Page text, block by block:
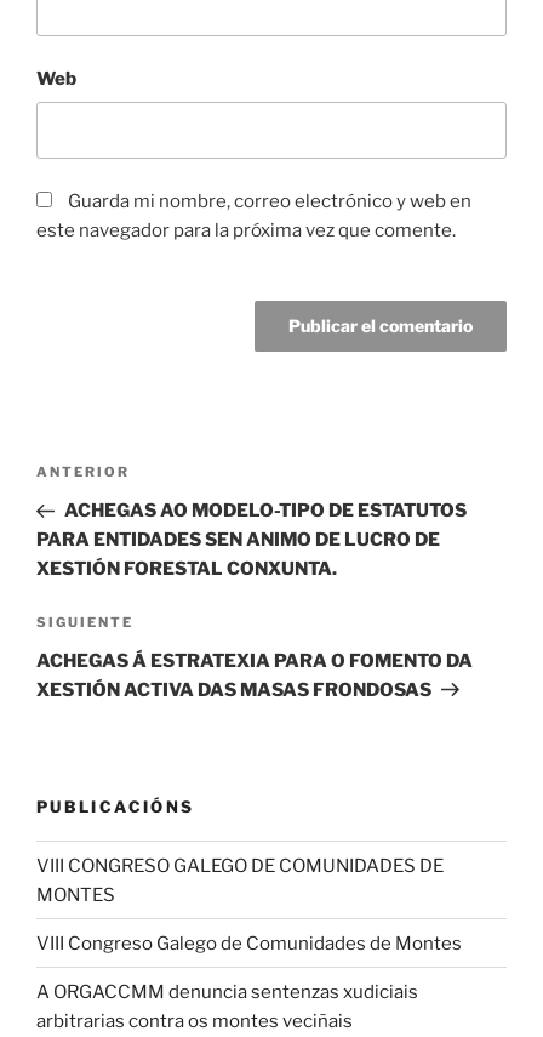
Web
Guarda mi nombre, correo electrónico y web en
este navegador para la próxima vez que comente.
Navegación
entradas
Entrada
anterior:
ANTERIOR
ACHEGAS AO MODELO-TIPO DE ESTATUTOS
PARA ENTIDADES SEN ANIMO DE LUCRO DE
XESTIÓN FORESTAL CONXUNTA.
Siguiente
entrada
SIGUIENTE
ACHEGAS Á ESTRATEXIA PARA O FOMENTO DA
XESTIÓN ACTIVA DAS MASAS FRONDOSAS
PUBLICACIÓNS
VIII CONGRESO GALEGO DE COMUNIDADES DE
MONTES
VIII Congreso Galego de Comunidades de Montes
A ORGACCMM denuncia sentenzas xudiciais
arbitrarias contra os montes veciñais